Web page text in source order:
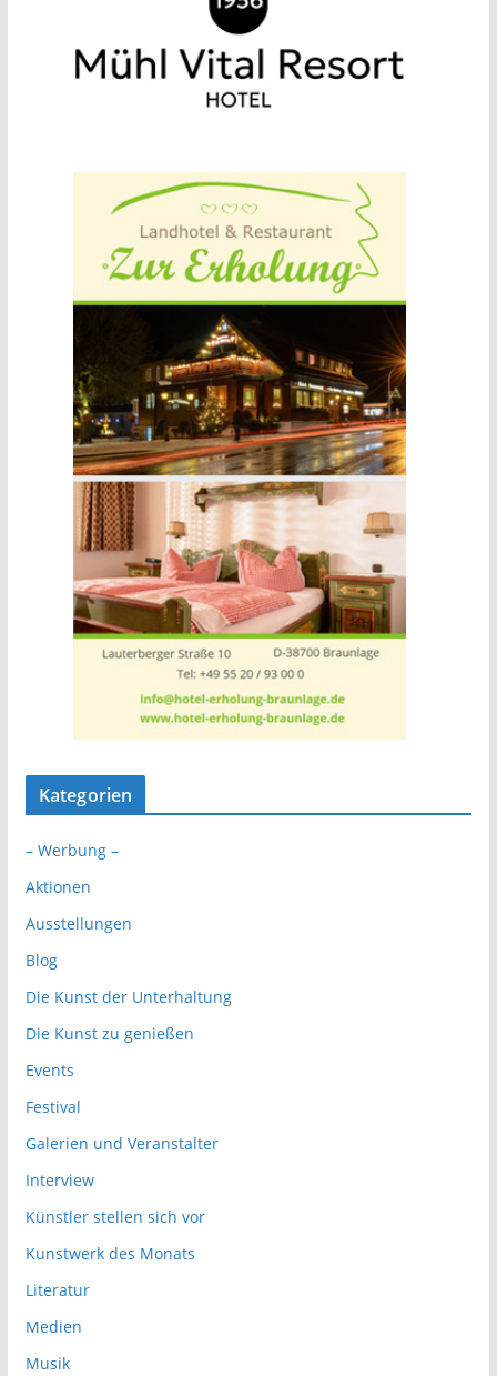
Kategorien
– Werbung –
Aktionen
Ausstellungen
Blog
Die Kunst der Unterhaltung
Die Kunst zu genießen
Events
Festival
Galerien und Veranstalter
Interview
Künstler stellen sich vor
Kunstwerk des Monats
Literatur
Medien
Musik